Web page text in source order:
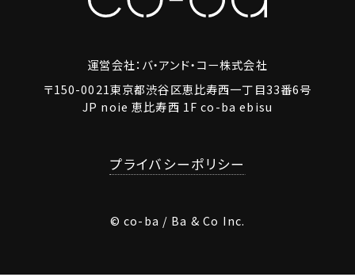
運営会社：バ・アンド・コー株式会社
〒150-0021東京都渋谷区恵比寿西一丁目33番6号
JP noie 恵比寿西 1F co-ba ebisu
プライバシーポリシー
© co-ba / Ba & Co Inc.